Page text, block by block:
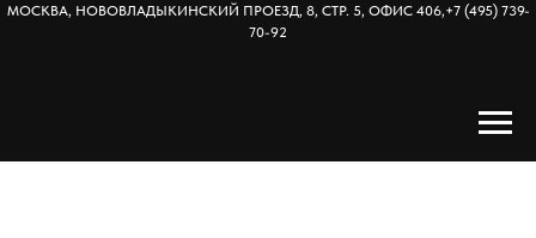
МОСКВА, НОВОВЛАДЫКИНСКИЙ ПРОЕЗД, 8, СТР. 5, ОФИС 406,+7 (495) 739-
70-92